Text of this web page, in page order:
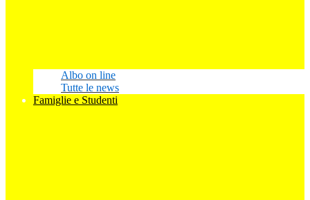
Albo on line
Tutte le news
Famiglie e Studenti